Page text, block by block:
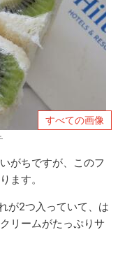
すべての画像
がちですが、このフ
ます。
が2つ入っていて、は
リームがたっぷりサ